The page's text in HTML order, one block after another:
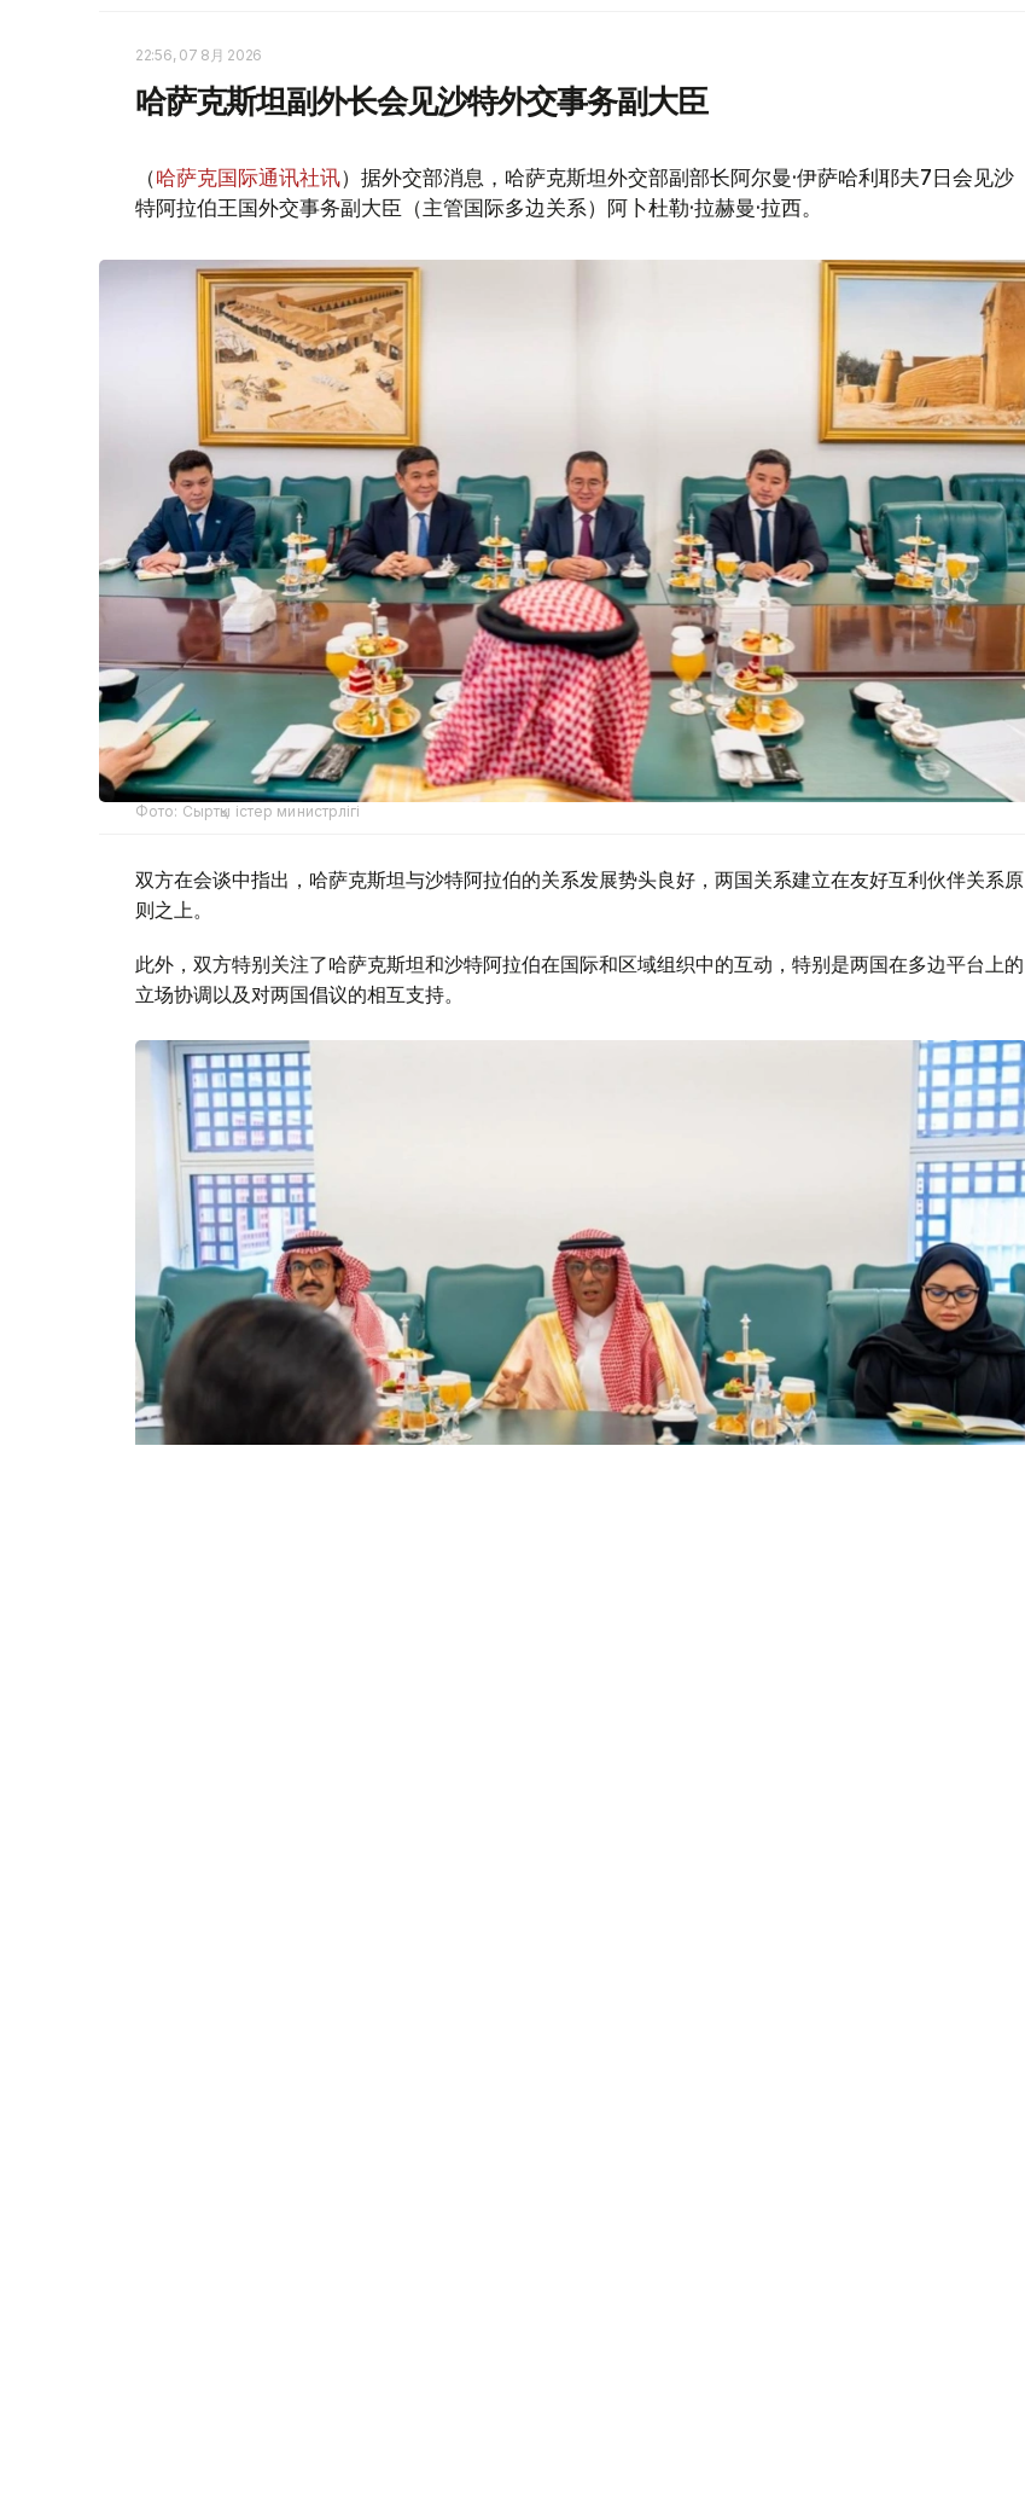
22:56, 07 8月 2026
哈萨克斯坦副外长会见沙特外交事务副大臣
（哈萨克国际通讯社讯）据外交部消息，哈萨克斯坦外交部副部长阿尔曼·伊萨哈利耶夫7日会见沙
特阿拉伯王国外交事务副大臣（主管国际多边关系）阿卜杜勒·拉赫曼·拉西。
Фото: Сыртқы істер министрлігі
双方在会谈中指出，哈萨克斯坦与沙特阿拉伯的关系发展势头良好，两国关系建立在友好互利伙伴关系原
则之上。
此外，双方特别关注了哈萨克斯坦和沙特阿拉伯在国际和区域组织中的互动，特别是两国在多边平台上的
立场协调以及对两国倡议的相互支持。